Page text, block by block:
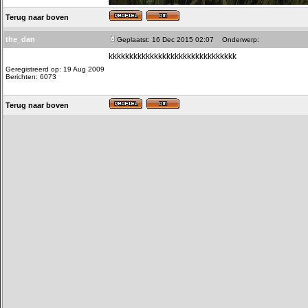
Terug naar boven
the_dan Geplaatst: 16 Dec 2015 02:07 Onderwerp:
Geregistreerd op: 19 Aug 2009
Berichten: 6073
kkkkkkkkkkkkkkkkkkkkkkkkkkkkkkk
Terug naar boven